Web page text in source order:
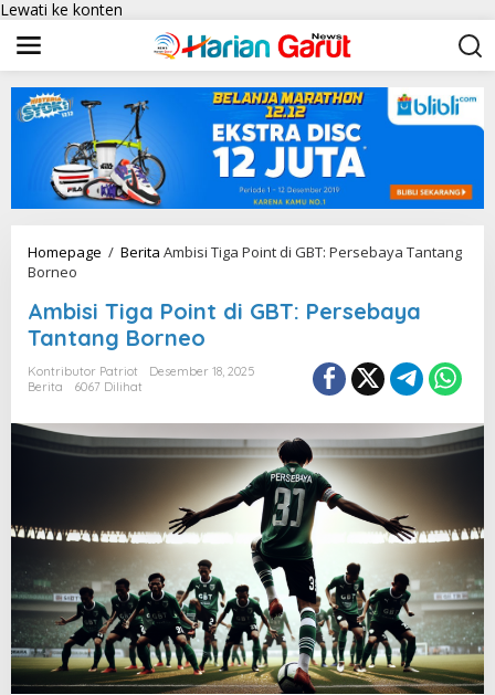
Lewati ke konten
Homepage / Berita Ambisi Tiga Point di GBT: Persebaya Tantang
Borneo
Ambisi Tiga Point di GBT: Persebaya
Tantang Borneo
Kontributor Patriot
Desember 18, 2025
Berita
6067 Dilihat